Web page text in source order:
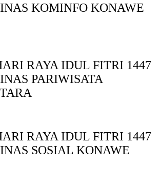
KOMINFO KONAWE
RAYA IDUL FITRI 1447
PARIWISATA
RAYA IDUL FITRI 1447
SOSIAL KONAWE